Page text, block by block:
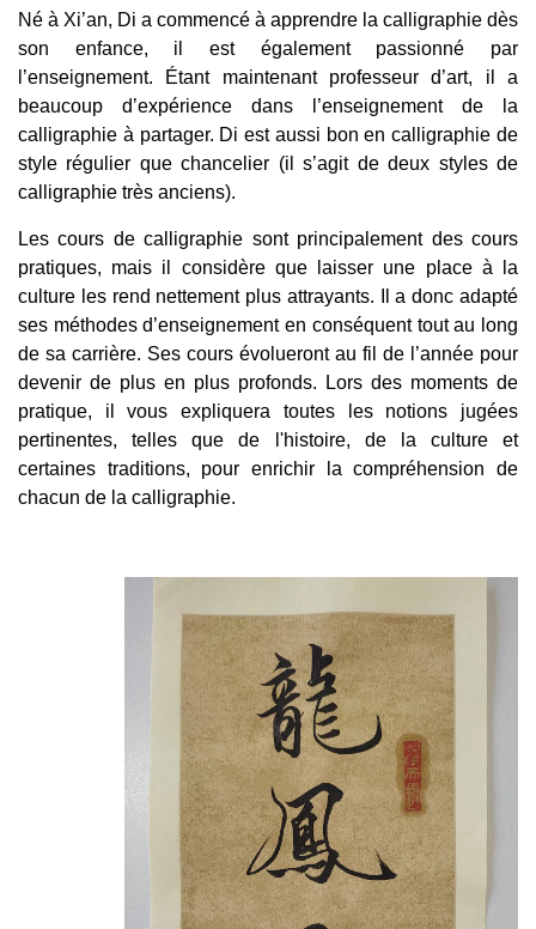
Né à Xi’an, Di a commencé à apprendre la calligraphie dès
son enfance, il est également passionné par
l’enseignement. Étant maintenant professeur d’art, il a
beaucoup d’expérience dans l’enseignement de la
calligraphie à partager. Di est aussi bon en calligraphie de
style régulier que chancelier (il s’agit de deux styles de
calligraphie très anciens).
Les cours de calligraphie sont principalement des cours
pratiques, mais il considère que laisser une place à la
culture les rend nettement plus attrayants. Il a donc adapté
ses méthodes d’enseignement en conséquent tout au long
de sa carrière. Ses cours évolueront au fil de l’année pour
devenir de plus en plus profonds. Lors des moments de
pratique, il vous expliquera toutes les notions jugées
pertinentes, telles que de l'histoire, de la culture et
certaines traditions, pour enrichir la compréhension de
chacun de la calligraphie.